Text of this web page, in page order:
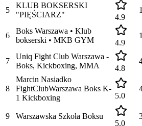
5
KLUB BOKSERSKI
"PIĘŚCIARZ"
4.9
6
Boks Warszawa • Klub
bokserski • MKB GYM
4.9
7
Uniq Fight Club Warszawa -
Boks, Kickboxing, MMA
4.8
8
Marcin Nasiadko
FightClubWarszawa Boks K-
1 Kickboxing
5.0
9
Warszawska Szkoła Boksu
5.0